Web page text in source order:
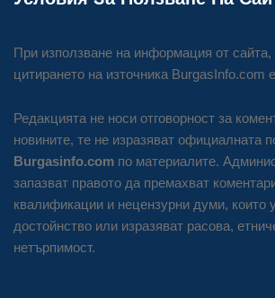
При използване на информация от сайта,
цитирането на източника BurgasInfo.com
Редакцията не носи отговорност за
новините, те не изразяват официалната
Burgasinfo.com по материалите.
запазват правото да премахват
квалификации и нецензурни думи, които
достойнство или изразяват расова,
нетърпимост.